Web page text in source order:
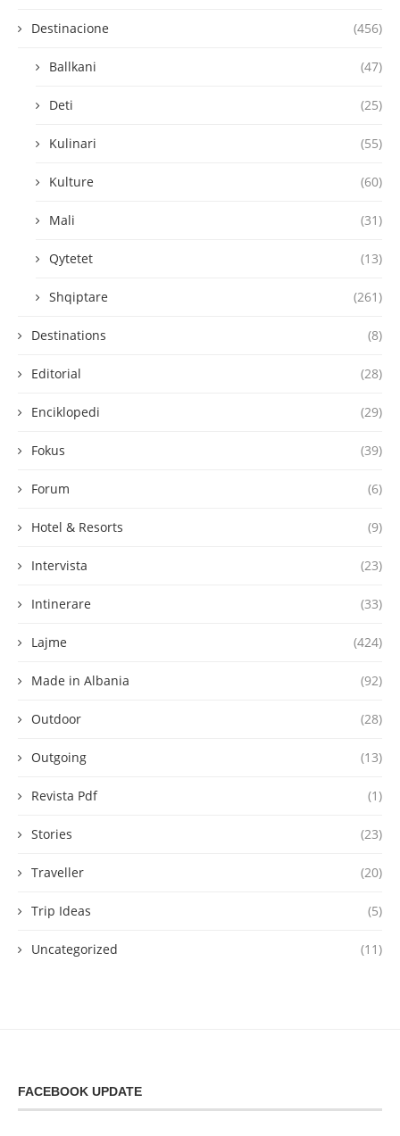
Destinacione (456)
Ballkani (47)
Deti (25)
Kulinari (55)
Kulture (60)
Mali (31)
Qytetet (13)
Shqiptare (261)
Destinations (8)
Editorial (28)
Enciklopedi (29)
Fokus (39)
Forum (6)
Hotel & Resorts (9)
Intervista (23)
Intinerare (33)
Lajme (424)
Made in Albania (92)
Outdoor (28)
Outgoing (13)
Revista Pdf (1)
Stories (23)
Traveller (20)
Trip Ideas (5)
Uncategorized (11)
FACEBOOK UPDATE